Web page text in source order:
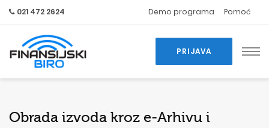
021 472 2624 Demo programa Pomoć
PRIJAVA
Obrada izvoda kroz e-Arhivu i